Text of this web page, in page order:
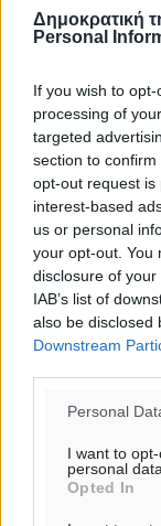
Δημοκρατική
Personal
If you wish to
processing of
targeted
section to
opt-out request is
interest-based
us or personal
your opt-out. You
disclosure of
IAB’s list of
also be disclosed
Downstream
Personal
I want to
personal data.
Opted In
o καιρός τώρα:
24°
37 %
14
Δ-ΝΔ
25°/27°
06:18
20:07
πρόγνωση:
31°
ΣΑ
29°